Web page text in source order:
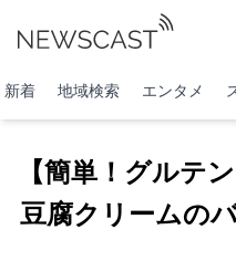
新着 地域検索 エンタメ
【簡単！グルテ
豆腐クリームの